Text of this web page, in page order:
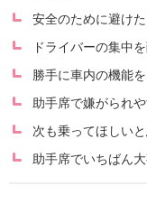
安全のために避け
ドライバーの集中
勝手に車内の機能
助手席で嫌がられ
次も乗ってほしい
助手席でいちばん